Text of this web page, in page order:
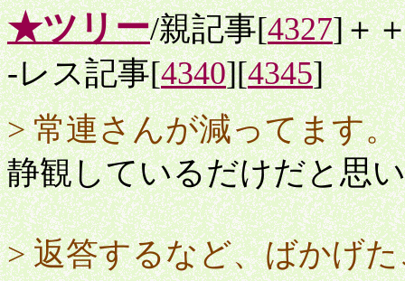
★ツリー/親記事[4327]＋
-レス記事[4340][4345]
> 常連さんが減ってます。
静観しているだけだと思
> 返答するなど、ばかげ